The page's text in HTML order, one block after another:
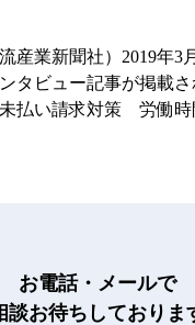
産業新聞社）2019年3
タビュー記事が掲載さ
未払い請求対策 労働
お電話・メールで
談お待ちしておりま